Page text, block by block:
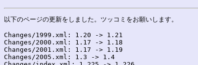
以下のページの更新をしました。ツッコミをお願いします。
Changes/1999.xml: 1.20 -> 1.21
Changes/2000.xml: 1.17 -> 1.18
Changes/2001.xml: 1.17 -> 1.19
Changes/2005.xml: 1.3 -> 1.4